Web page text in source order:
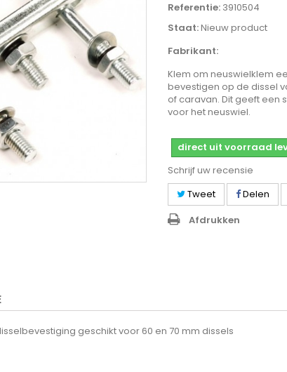
Referentie: 3910504
Staat:Nieuw product
Fabrikant:
Klem om neuswielklem
bevestigen op de dissel
of caravan. Dit geeft een
voor het neuswiel.
direct uit voorraad
Schrijf uw recensie
Tweet
Delen
Afdrukken
geschikt voor 60 en 70 mm dissels